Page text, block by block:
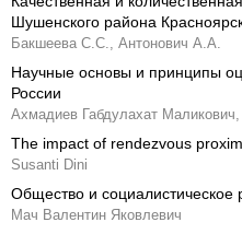
Шушенского района
Бакшеева С.С., Антонович А.А.
Научные основы и принципы
России
Ахмадиев Габдулахат Маликович,
The impact of rendezvous
Susanti Dini
Общество и социалистическое
Мач Валентин Яковлевич